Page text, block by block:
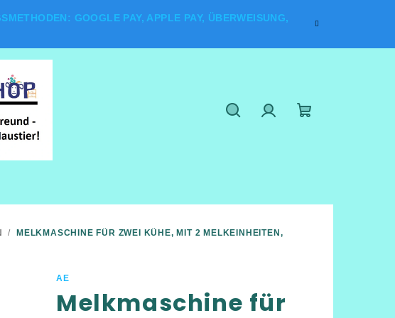
GOOGLE PAY, APPLE PAY, ÜBERWEISUNG,
/
MELKMASCHINE FÜR ZWEI KÜHE, MIT 2 MELKEINHEITEN,
AE
Melkmaschine für